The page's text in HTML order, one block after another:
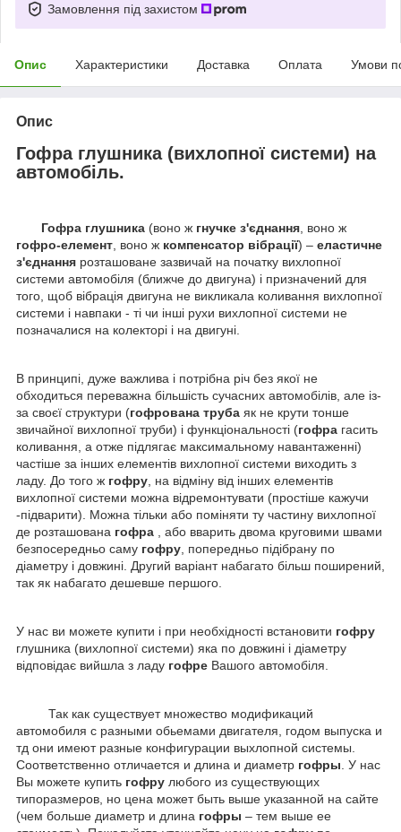
Замовлення під захистом
Опис Характеристики Доставка Оплата Умови
Опис
Гофра глушника (вихлопної системи) на
автомобіль.
Гофра глушника (воно ж гнучке з'єднання, воно ж
гофро-елемент, воно ж компенсатор вібрації) – еластичне
з'єднання розташоване зазвичай на початку вихлопної
системи автомобіля (ближче до двигуна) і призначений для
того, щоб вібрація двигуна не викликала коливання вихлопної
системи і навпаки - ті чи інші рухи вихлопної системи не
позначалися на колекторі і на двигуні.
В принципі, дуже важлива і потрібна річ без якої не
обходиться переважна більшість сучасних автомобілів, але із-
за своєї структури (гофрована труба як не крути тонше
звичайної вихлопної труби) і функціональності (гофра гасить
коливання, а отже підлягає максимальному навантаженні)
частіше за інших елементів вихлопної системи виходить з
ладу. До того ж гофру, на відміну від інших елементів
вихлопної системи можна відремонтувати (простіше кажучи
-підварити). Можна тільки або поміняти ту частину вихлопної
де розташована гофра , або вварить двома круговими швами
безпосередньо саму гофру, попередньо підібрану по
діаметру і довжині. Другий варіант набагато більш поширений,
так як набагато дешевше першого.
У нас ви можете купити і при необхідності встановити гофру
глушника (вихлопної системи) яка по довжині і діаметру
відповідає вийшла з ладу гофре Вашого автомобіля.
Так как существует множество модификаций
автомобиля с разными обьемами двигателя, годом выпуска и
тд они имеют разные конфигурации выхлопной системы.
Соответственно отличается и длина и диаметр гофры. У нас
Вы можете купить гофру любого из существующих
типоразмеров, но цена может быть выше указанной на сайте
(чем больше диаметр и длина гофры – тем выше ее